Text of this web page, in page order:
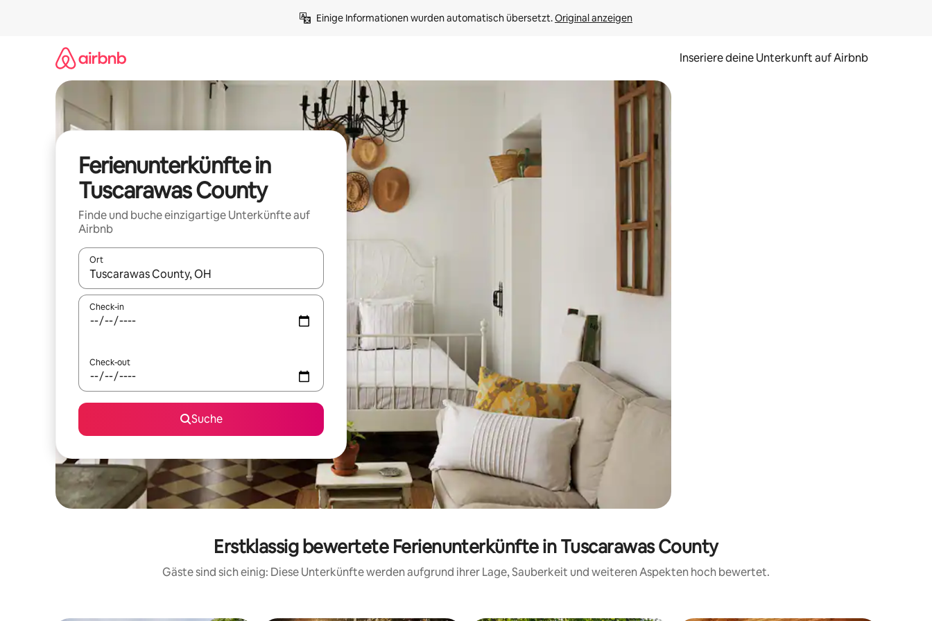
Einige Informationen wurden automatisch übersetzt. Original anzeigen
Inseriere deine Unterkunft auf Airbnb
Ferienunterkünfte in
Tuscarawas County
Finde und buche einzigartige Unterkünfte auf
Airbnb
Ort
Wenn Ergebnisse verfügbar sind, navigiere mit den Pfeiltasten nach oben und unten oder erkunde die Ergebnisse durch Berühren oder Wischgesten.
Check-in
Check-out
Suche
Erstklassig bewertete Ferienunterkünfte in Tuscarawas County
Gäste sind sich einig: Diese Unterkünfte werden aufgrund ihrer Lage, Sauberkeit und weiteren Aspekten hoch bewertet.